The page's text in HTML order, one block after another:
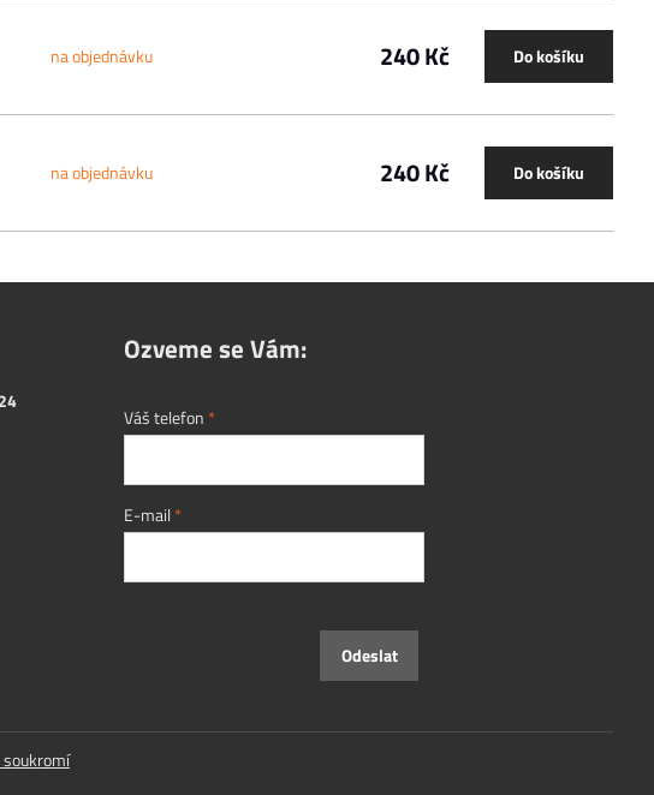
na objednávku 240 Kč Do košíku
na objednávku 240 Kč Do košíku
Ozveme se Vám:
Váš telefon *
E-mail*
Odeslat